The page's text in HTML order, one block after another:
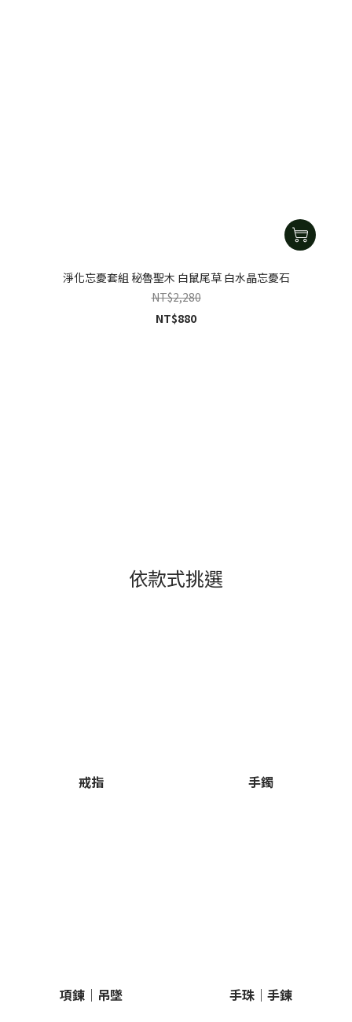
淨化忘憂套組 秘魯聖木 白鼠尾草 白水晶忘憂石
NT$2,280
NT$880
依款式挑選
戒指 手鐲
項鍊｜吊墜 手珠｜手鍊